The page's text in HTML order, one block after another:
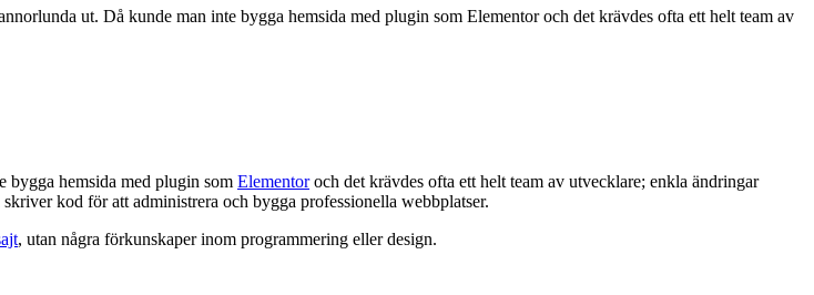
ut. Då kunde man inte bygga hemsida med plugin som Elementor och det krävdes ofta ett helt team av
bygga hemsida med plugin som Elementoroch det krävdes ofta ett helt team av utvecklare; enkla ändringar
kod för att administrera och bygga professionella webbplatser.
, utan några förkunskaper inom programmering eller design.